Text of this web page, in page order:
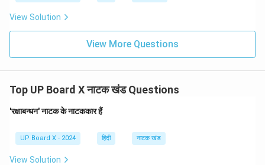
View Solution
View More Questions
Top UP Board X नाटक खंड Questions
'रक्षाबन्धन' नाटक के नाटककार हैं
UP Board X - 2024 हिंदी नाटक खंड
View Solution